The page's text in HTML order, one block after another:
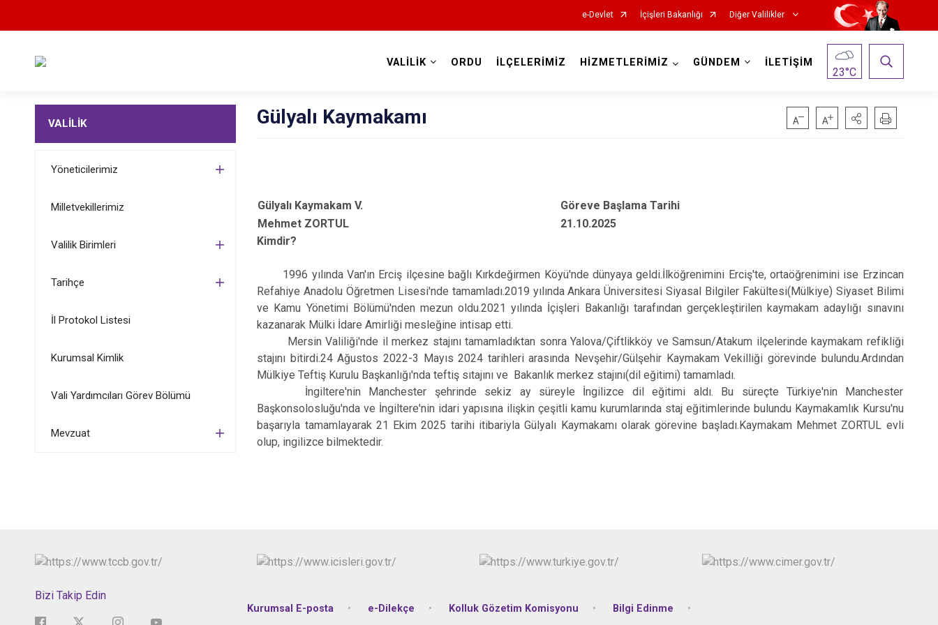
e-Devlet İçişleri Bakanlığı Diğer Valilikler
VALİLİK ORDU İLÇELERİMİZ HİZMETLERİMİZ GÜNDEM İLETİŞİM
23°C
VALİLİK
Yöneticilerimiz
Milletvekillerimiz
Valilik Birimleri
Tarihçe
İl Protokol Listesi
Kurumsal Kimlik
Vali Yardımcıları Görev Bölümü
Mevzuat
Gülyalı Kaymakamı
Gülyalı Kaymakam V.
Göreve Başlama Tarihi
Mehmet ZORTUL
21.10.2025
Kimdir?
1996 yılında Van'ın Erciş ilçesine bağlı Kırkdeğirmen Köyü'nde dünyaya geldi.İlköğrenimini Erciş'te, ortaöğrenimini ise Erzincan
Refahiye Anadolu Öğretmen Lisesi'nde tamamladı.2019 yılında Ankara Üniversitesi Siyasal Bilgiler Fakültesi(Mülkiye) Siyaset Bilimi
ve Kamu Yönetimi Bölümü'nden mezun oldu.2021 yılında İçişleri Bakanlığı tarafından gerçekleştirilen kaymakam adaylığı sınavını
kazanarak Mülki İdare Amirliği mesleğine intisap etti.
Mersin Valiliği'nde il merkez stajını tamamladıktan sonra Yalova/Çiftlikköy ve Samsun/Atakum ilçelerinde kaymakam refikliği
stajını bitirdi.24 Ağustos 2022-3 Mayıs 2024 tarihleri arasında Nevşehir/Gülşehir Kaymakam Vekilliği görevinde bulundu.Ardından
Mülkiye Teftiş Kurulu Başkanlığı'nda teftiş sıtajını ve Bakanlık merkez stajını(dil eğitimi) tamamladı.
İngiltere'nin Manchester şehrinde sekiz ay süreyle İngilizce dil eğitimi aldı. Bu süreçte Türkiye'nin Manchester
Başkonsolosluğu'nda ve İngiltere'nin idari yapısına ilişkin çeşitli kamu kurumlarında staj eğitimlerinde bulundu Kaymakamlık Kursu'nu
başarıyla tamamlayarak 21 Ekim 2025 tarihi itibariyla Gülyalı Kaymakamı olarak görevine başladı.Kaymakam Mehmet ZORTUL evli
olup, ingilizce bilmektedir.
Bizi Takip Edin
Kurumsal E-posta e-Dilekçe Kolluk Gözetim Komisyonu Bilgi Edinme